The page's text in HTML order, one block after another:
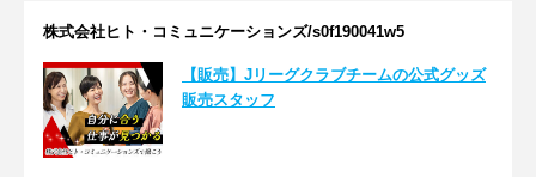
株式会社ヒト・コミュニケーションズ/s0f190041w5
【販売】Jリーグクラブチームの公式グッズ
販売スタッフ